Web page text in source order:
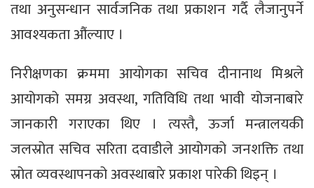
तथा अनुसन्धान सार्वजनिक तथा प्रकाशन गर्दै लैजानुपर्ने
आवश्यकता औंल्याए ।
निरीक्षणका क्रममा आयोगका सचिव दीनानाथ मिश्रले
आयोगको समग्र अवस्था, गतिविधि तथा भावी योजनाबारे
जानकारी गराएका थिए । त्यस्तै, ऊर्जा मन्त्रालयकी
जलस्रोत सचिव सरिता दवाडीले आयोगको जनशक्ति तथा
स्रोत व्यवस्थापनको अवस्थाबारे प्रकाश पारेकी थिइन् ।